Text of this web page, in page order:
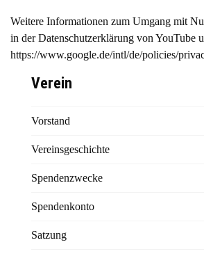
Weitere Informationen zum Umgang mit
in der Datenschutzerklärung von YouTube
https://www.google.de/intl/de/policies/
Verein
Vorstand
Vereinsgeschichte
Spendenzwecke
Spendenkonto
Satzung